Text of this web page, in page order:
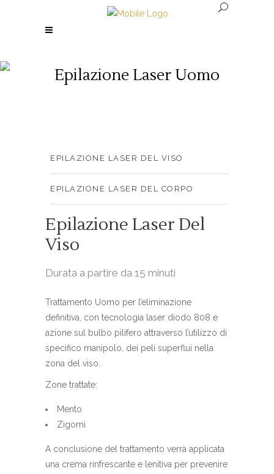
Epilazione Laser Uomo
EPILAZIONE LASER DEL VISO
EPILAZIONE LASER DEL CORPO
Epilazione Laser Del
Viso
Durata a partire da 15 minuti
Trattamento Uomo per l’eliminazione
definitiva, con tecnologia laser diodo 808 e
azione sul bulbo pilifero attraverso l’utilizzo di
specifico manipolo, dei peli superflui nella
zona del viso.
Zone trattate:
Mento
Zigomi
A conclusione del trattamento verrà applicata
una crema rinfrescante e lenitiva per prevenire